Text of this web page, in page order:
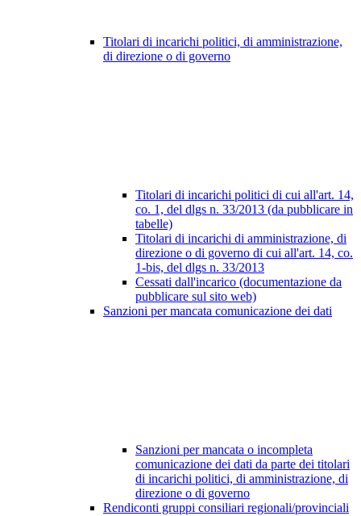
Titolari di incarichi politici, di amministrazione,
di direzione o di governo
Titolari di incarichi politici di cui all'art. 14,
co. 1, del dlgs n. 33/2013 (da pubblicare in
tabelle)
Titolari di incarichi di amministrazione, di
direzione o di governo di cui all'art. 14, co.
1-bis, del dlgs n. 33/2013
Cessati dall'incarico (documentazione da
pubblicare sul sito web)
Sanzioni per mancata comunicazione dei dati
Sanzioni per mancata o incompleta
comunicazione dei dati da parte dei titolari
di incarichi politici, di amministrazione, di
direzione o di governo
Rendiconti gruppi consiliari regionali/provinciali